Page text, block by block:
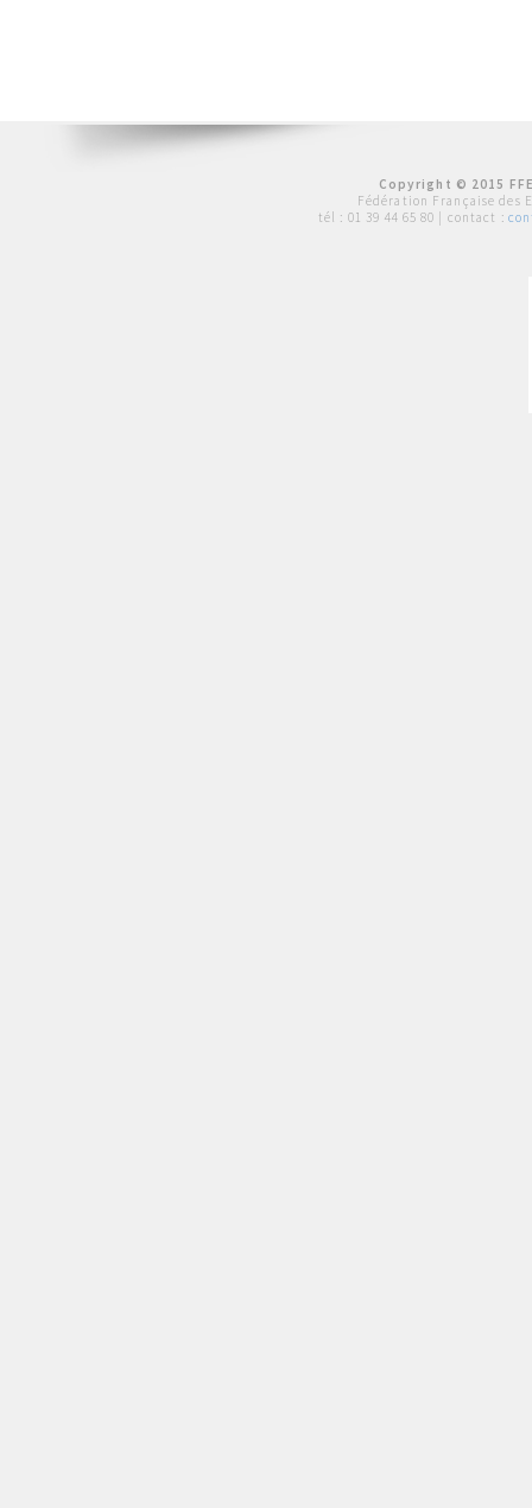
Copyright © 2015
Fédération Française des
tél : 01 39 44 65 80 | contact :